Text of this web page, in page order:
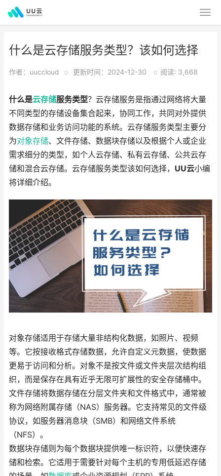
什么是云存储服务类型？该如何选择
作者：uuccloud o 更新时间：2024-12-30 o 阅读: 3,668
什么是云存储服务类型？云存储服务是指通过网络将大量
不同类型的存储设备集合起来，协同工作，共同对外提供
数据存储和业务访问功能的系统。云存储服务类型主要分
为对象存储、文件存储、数据块存储以及根据个人或企业
需求细分的类型，如个人云存储、私有云存储、公共云存
储和混合云存储。云存储服务类型该如何选择， UU云小编
将详细介绍。
对象存储适用于存储大量非结构化数据，如照片、视频
等。它按接收格式存储数据，允许自定义元数据，使数据
更易于访问和分析。对象不是按文件或文件夹层次结构组
织，而是保存在具有近乎无限可扩展性的安全存储桶中。
文件存储将数据存储在分层文件夹和文件格式中，通常被
称为网络附属存储（NAS）服务器。它支持常见的文件级
协议，如服务器消息块（SMB）和网络文件系统
（NFS）。
数据块存储则为每个数据块提供唯一标识符，以便快速存
储和检索。它适用于需要针对每个主机的专用低延迟存储